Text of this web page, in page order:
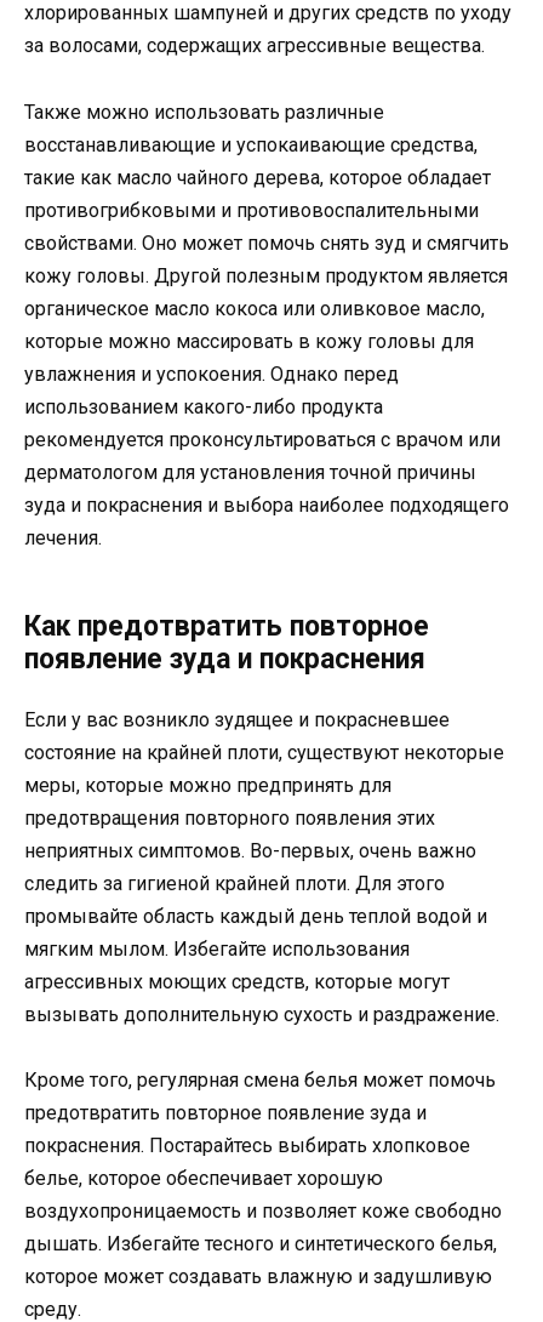
хлорированных шампуней и других средств по уходу
за волосами, содержащих агрессивные вещества.
Также можно использовать различные
восстанавливающие и успокаивающие средства,
такие как масло чайного дерева, которое обладает
противогрибковыми и противовоспалительными
свойствами. Оно может помочь снять зуд и смягчить
кожу головы. Другой полезным продуктом является
органическое масло кокоса или оливковое масло,
которые можно массировать в кожу головы для
увлажнения и успокоения. Однако перед
использованием какого-либо продукта
рекомендуется проконсультироваться с врачом или
дерматологом для установления точной причины
зуда и покраснения и выбора наиболее подходящего
лечения.
Как предотвратить повторное
появление зуда и покраснения
Если у вас возникло зудящее и покрасневшее
состояние на крайней плоти, существуют некоторые
меры, которые можно предпринять для
предотвращения повторного появления этих
неприятных симптомов. Во-первых, очень важно
следить за гигиеной крайней плоти. Для этого
промывайте область каждый день теплой водой и
мягким мылом. Избегайте использования
агрессивных моющих средств, которые могут
вызывать дополнительную сухость и раздражение.
Кроме того, регулярная смена белья может помочь
предотвратить повторное появление зуда и
покраснения. Постарайтесь выбирать хлопковое
белье, которое обеспечивает хорошую
воздухопроницаемость и позволяет коже свободно
дышать. Избегайте тесного и синтетического белья,
которое может создавать влажную и задушливую
среду.